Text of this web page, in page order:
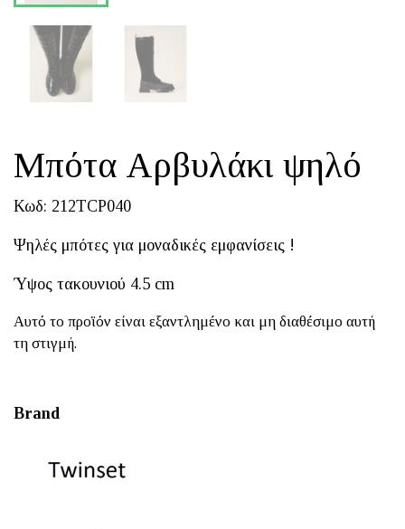
Μπότα Αρβυλάκι ψηλό
Κωδ: 212TCP040
Ψηλές μπότες για μοναδικές εμφανίσεις !
Ύψος τακουνιού 4.5 cm
Αυτό το προϊόν είναι εξαντλημένο και μη διαθέσιμο αυτή
τη στιγμή.
Brand